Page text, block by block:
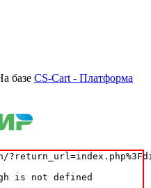
базе CS-Cart - Платформа
is not defined